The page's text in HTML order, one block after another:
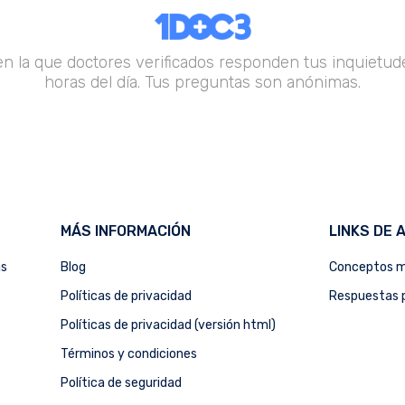
la que doctores verificados responden tus
horas del día. Tus preguntas son anónimas.
MÁS INFORMACIÓN
Blog
Políticas de privacidad
Políticas de privacidad (versión html)
Términos y condiciones
Política de seguridad
LINKS DE
Conceptos
Respuestas